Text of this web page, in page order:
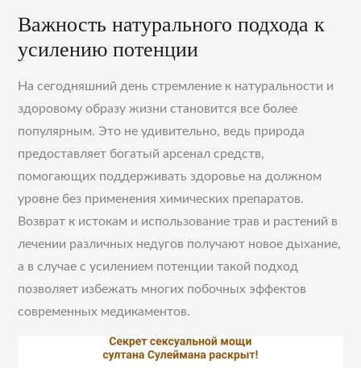
Важность натурального подхода к
усилению потенции
На сегодняшний день стремление к натуральности и
здоровому образу жизни становится все более
популярным. Это не удивительно, ведь природа
предоставляет богатый арсенал средств,
помогающих поддерживать здоровье на должном
уровне без применения химических препаратов.
Возврат к истокам и использование трав и растений в
лечении различных недугов получают новое дыхание,
а в случае с усилением потенции такой подход
позволяет избежать многих побочных эффектов
современных медикаментов.